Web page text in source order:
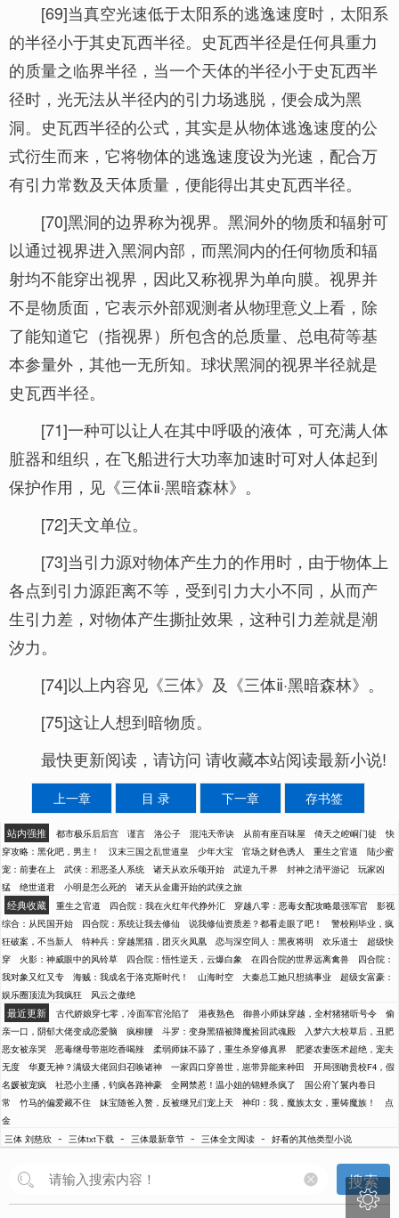
[69]当真空光速低于太阳系的逃逸速度时，太阳系
的半径小于其史瓦西半径。史瓦西半径是任何具重力
的质量之临界半径，当一个天体的半径小于史瓦西半
径时，光无法从半径内的引力场逃脱，便会成为黑
洞。史瓦西半径的公式，其实是从物体逃逸速度的公
式衍生而来，它将物体的逃逸速度设为光速，配合万
有引力常数及天体质量，便能得出其史瓦西半径。
[70]黑洞的边界称为视界。黑洞外的物质和辐射可
以通过视界进入黑洞内部，而黑洞内的任何物质和辐
射均不能穿出视界，因此又称视界为单向膜。视界并
不是物质面，它表示外部观测者从物理意义上看，除
了能知道它（指视界）所包含的总质量、总电荷等基
本参量外，其他一无所知。球状黑洞的视界半径就是
史瓦西半径。
[71]一种可以让人在其中呼吸的液体，可充满人体
脏器和组织，在飞船进行大功率加速时可对人体起到
保护作用，见《三体ⅱ·黑暗森林》。
[72]天文单位。
[73]当引力源对物体产生力的作用时，由于物体上
各点到引力源距离不等，受到引力大小不同，从而产
生引力差，对物体产生撕扯效果，这种引力差就是潮
汐力。
[74]以上内容见《三体》及《三体ⅱ·黑暗森林》。
[75]这让人想到暗物质。
最快更新阅读，请访问 请收藏本站阅读最新小说!
上一章 目 录 下一章 存书签
站内强推 都市极乐后后宫 谨言 洛公子 混沌天帝诀 从前有座百味屋 倚天之崆峒门徒
快
穿攻略：黑化吧，男主！
汉末三国之乱世道皇 少年大宝 官场之财色诱人 重生之官道
陆少蜜
宠：前妻在上
武侠：邪恶圣人系统 诸天从欢乐颂开始 武逆九千界 封神之清平游记
玩家凶
猛
绝世道君 小明是怎么死的 诸天从金庸开始的武侠之旅
经典收藏 重生之官道 四合院：我在火红年代挣外汇 穿越八零：恶毒女配攻略最强军官
影视
综合：从民国开始
四合院：系统让我去修仙 说我修仙资质差？都看走眼了吧！
警校刚毕业，疯
狂破案，不当新人
特种兵：穿越黑猫，团灭火凤凰 恋与深空同人：黑夜将明 欢乐道士
超级快
穿
火影：神威眼中的风铃草 四合院：悟性逆天，云爆白象 在四合院的世界远离禽兽
四合院：
我对象又红又专
海贼：我成名于洛克斯时代！ 山海时空 大秦总工她只想搞事业
超级女富豪：
娱乐圈顶流为我疯狂
风云之傲绝
最近更新 古代娇娘穿七零，冷面军官沦陷了 港夜熟色 御兽小师妹穿越，全村猪猪听号令
偷
亲一口，阴郁大佬变成恋爱脑
疯柳腰 斗罗：变身黑猫被降魔捡回武魂殿
入梦六大校草后，丑肥
恶女被亲哭
恶毒继母带崽吃香喝辣 柔弱师妹不舔了，重生杀穿修真界
肥婆农妻医术超绝，宠夫
无度
华夏无神？满级大佬回归召唤诸神 一家四口穿兽世，崽带异能来种田
开局强吻贵校F4，假
名媛被宠疯
社恐小主播，钓疯各路神豪 全网禁惹！温小姐的锦鲤杀疯了
国公府丫鬟内卷日
常
竹马的偏爱藏不住 妹宝随爸入赘，反被继兄们宠上天 神印：我，魔族太女，重铸魔族！
点
金
三体 刘慈欣 - 三体txt下载 - 三体最新章节 - 三体全文阅读 - 好看的其他类型小说
搜索
